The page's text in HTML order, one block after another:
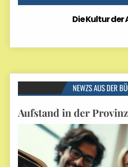
Die Kultur der
NEWZS AUS DER
Aufstand in der Provinz